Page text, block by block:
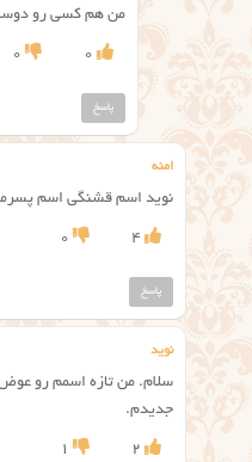
من هم کسی رو
0
0
پاسخ
امنه
نوید اسم قشنگی اسم
4
0
پاسخ
نوید
سلام. من تازه اسمم رو
جدیدم.
2
1